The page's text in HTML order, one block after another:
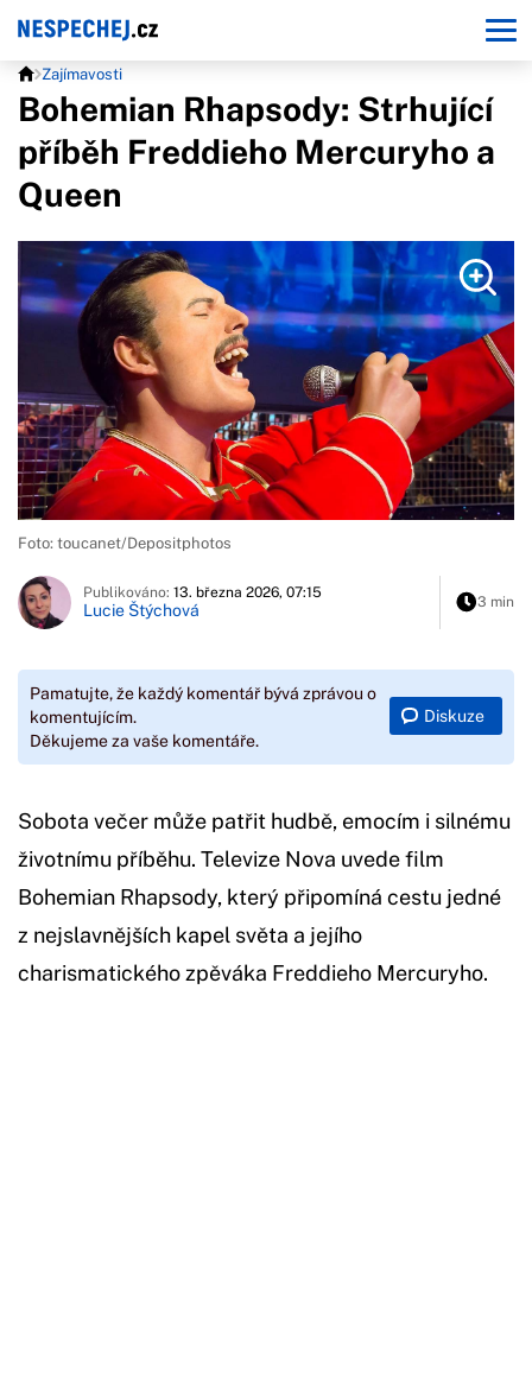
Zajímavosti
Bohemian Rhapsody: Strhující
příběh Freddieho Mercuryho a
Queen
Foto: toucanet/Depositphotos
Publikováno: 13. března 2026, 07:15
Lucie Štýchová 3 min
Pamatujte, že každý komentář bývá zprávou o
komentujícím.
Děkujeme za vaše komentáře.
Diskuze
Sobota večer může patřit hudbě, emocím i silnému
životnímu příběhu. Televize Nova uvede film
Bohemian Rhapsody, který připomíná cestu jedné
z nejslavnějších kapel světa a jejího
charismatického zpěváka Freddieho Mercuryho.